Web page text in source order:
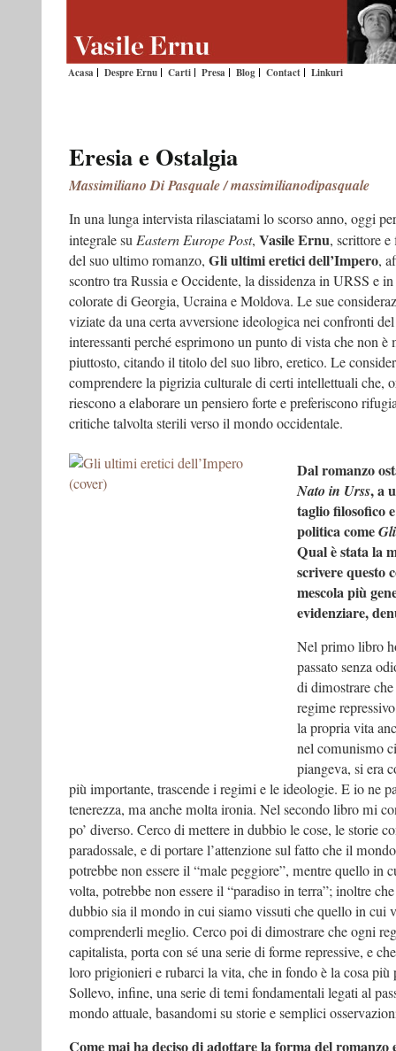
Acasa Despre Ernu Carti Presa Blog Contact Linkuri
Eresia e Ostalgia
Massimiliano Di Pasquale / massimilianodipasquale
In una lunga intervista rilasciatami lo scorso anno, oggi
integrale su Eastern Europe Post, Vasile Ernu, scrittore
del suo ultimo romanzo, Gli ultimi eretici dell’Impero,
scontro tra Russia e Occidente, la dissidenza in URSS e
colorate di Georgia, Ucraina e Moldova. Le sue
viziate da una certa avversione ideologica nei confronti
interessanti perché esprimono un punto di vista che non è
piuttosto, citando il titolo del suo libro, eretico. Le
comprendere la pigrizia culturale di certi intellettuali che,
riescono a elaborare un pensiero forte e preferiscono
critiche talvolta sterili verso il mondo occidentale.
Dal romanzo
Nato in Urss, a
taglio filosofico
politica come
Qual è stata la
scrivere questo
mescola più
evidenziare,
Nel primo libro
passato senza
di dimostrare
regime
la propria vita
nel comunismo
piangeva, si era
più importante, trascende i regimi e le ideologie. E io ne
tenerezza, ma anche molta ironia. Nel secondo libro mi
po’ diverso. Cerco di mettere in dubbio le cose, le storie
paradossale, e di portare l’attenzione sul fatto che il
potrebbe non essere il “male peggiore”, mentre quello in
volta, potrebbe non essere il “paradiso in terra”; inoltre
dubbio sia il mondo in cui siamo vissuti che quello in cui
comprenderli meglio. Cerco poi di dimostrare che ogni
capitalista, porta con sé una serie di forme repressive, e
loro prigionieri e rubarci la vita, che in fondo è la cosa più
Sollevo, infine, una serie di temi fondamentali legati al
mondo attuale, basandomi su storie e semplici
Come mai ha deciso di adottare la forma del romanzo